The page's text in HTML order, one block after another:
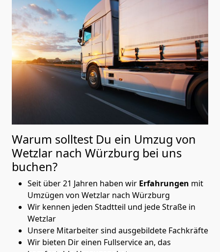
Warum solltest Du ein Umzug von
Wetzlar nach Würzburg bei uns
buchen?
Seit über 21 Jahren haben wir Erfahrungen mit
Umzügen von Wetzlar nach Würzburg
Wir kennen jeden Stadtteil und jede Straße in
Wetzlar
Unsere Mitarbeiter sind ausgebildete Fachkräfte
Wir bieten Dir einen Fullservice an, das